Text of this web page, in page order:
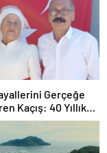
Gerçeğe
Kaçış: 40 Yıllık